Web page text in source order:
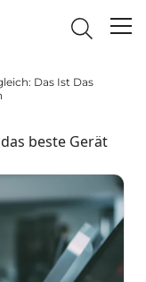
Das Ist Das
beste Gerät